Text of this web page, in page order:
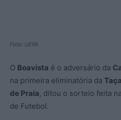
Foto: UEFA
O Boavista é o adversário da
na primeira eliminatória da
de Praia, ditou o sorteio feita
de Futebol.